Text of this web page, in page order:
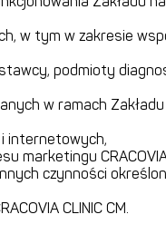
w tym w zakresie
podmioty
w ramach
internetowych,
marketingu CRACOVIA
czynności
CLINIC CM.